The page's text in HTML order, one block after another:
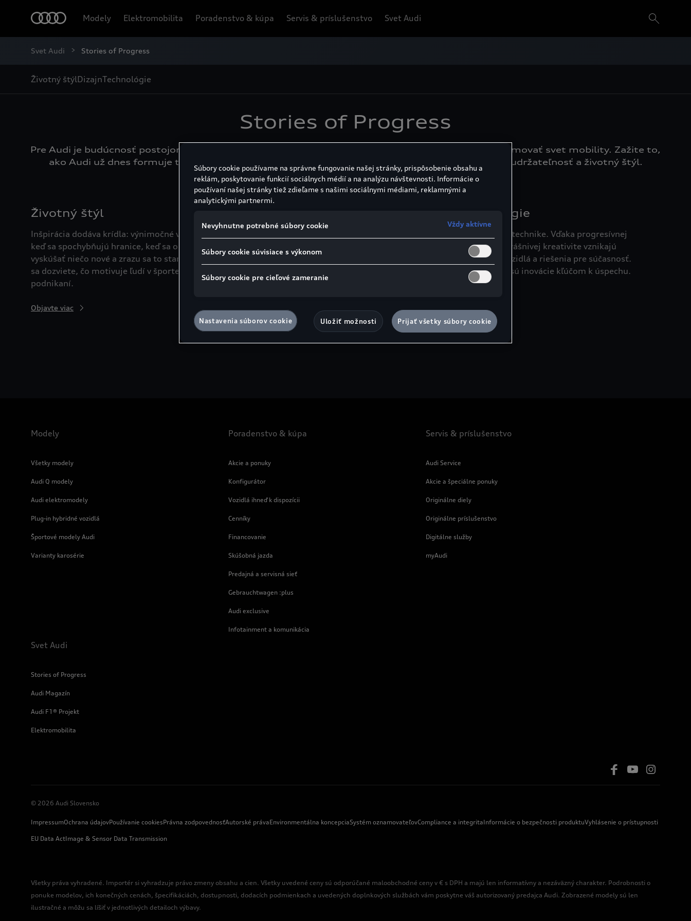
Modely Elektromobilita Poradenstvo & kúpa Servis & príslušenstvo Svet Audi
Svet Audi Stories of Progress
Životný štýlDizajnTechnológie
Stories of Progress
Pre Audi je budúcnosť postojom. Znamená to, umožniť inovácie, odvážne presadiť pokrok, a tak formovať svet mobility. Zažite to,
ako Audi už dnes formuje túto budúcnosť v rôznych oblastiach: od technológie cez dizajn až po udržateľnosť a životný štýl.
Nechajte sa inšpirovať príbehmi pokroku.
Životný štýl
Inšpirácia dodáva krídla: výnimočné veci vznikajú,
keď sa spochybňujú hranice, keď sa odvážime
vyskúšať niečo nové a zrazu sa to stane realitou. Tu
sa dozviete, čo motivuje ľudí v športe, umení a
podnikaní.
Objavte viac
exteriéru úchvatnú a emotívnu estetiku: Audi
vytvára nielen vzrušujúce dizajny, ale aj priestor pre
Technológie
Náskok vďaka technike. Vďaka progresívnej
technológii a vášnivej kreativite vznikajú
fascinujúce vozidlá a riešenia pre súčasnosť.
Zistite, prečo sú inovácie kľúčom k úspechu.
Modely
Všetky modely
Audi Q modely
Audi elektromodely
Plug-in hybridné vozidlá
Športové modely Audi
Varianty karosérie
Poradenstvo & kúpa
Akcie a ponuky
Konfigurátor
Vozidlá ihneď k dispozícii
Cenníky
Financovanie
Skúšobná jazda
Predajná a servisná sieť
Gebrauchtwagen :plus
Audi exclusive
Infotainment a komunikácia
Servis & príslušenstvo
Audi Service
Akcie a špeciálne ponuky
Originálne diely
Originálne príslušenstvo
Digitálne služby
myAudi
Svet Audi
Stories of Progress
Audi Magazín
Audi F1® Projekt
Elektromobilita
© 2026 Audi Slovensko
ImpressumOchrana údajovPoužívanie cookiesPrávna zodpovednosťAutorské právaEnvironmentálna koncepciaSystém oznamovateľovCompliance a integritaInformácie o bezpečnosti produktuVyhlásenie o prístupnosti
EU Data ActImage & Sensor Data Transmission
Všetky práva vyhradené. Importér si vyhradzuje právo zmeny obsahu a cien. Všetky uvedené ceny sú odporúčané maloobchodné ceny v € s DPH a majú len informatívny a nezáväzný charakter. Podrobnosti o
ponuke modelov, ich konečných cenách, špecifikáciách, dostupnosti, dodacích podmienkach a uvedených doplnkových službách vám poskytne váš autorizovaný predajca Audi. Zobrazené modely sú len
ilustračné a môžu sa líšiť v jednotlivých detailoch výbavy.
Súbory cookie používame na správne fungovanie našej stránky, prispôsobenie obsahu a
reklám, poskytovanie funkcií sociálnych médií a na analýzu návštevnosti. Informácie o
používaní našej stránky tiež zdieľame s našimi sociálnymi médiami, reklamnými a
analytickými partnermi.
Nevyhnutne potrebné súbory cookie Vždy aktívne
Súbory cookie súvisiace s výkonom
Súbory cookie pre cieľové zameranie
Nastavenia súborov cookie Uložiť možnosti Prijať všetky súbory cookie